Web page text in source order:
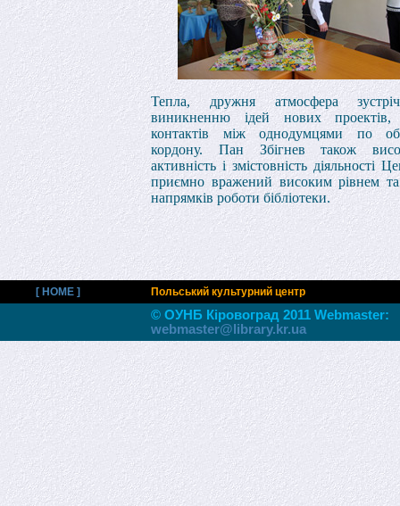
Тепла, дружня атмосфера
виникненню ідей нових проектів,
контактів між однодумцями по
кордону. Пан Збігнев також
активність і змістовність діяльності
приємно вражений високим рівнем та
напрямків роботи бібліотеки.
[ HOME ] Польський культурний центр
© ОУНБ Кiровоград 2011 Webmaster:
webmaster@library.kr.ua